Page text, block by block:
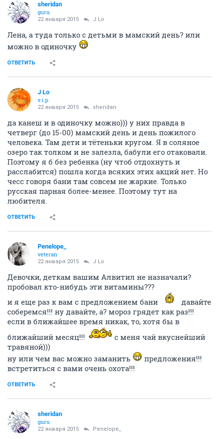
sheridan
guru
22 января 2015 J Lo
Лена, а туда только с детьми в мамский день? или
можно в одиночку
ОТВЕТИТЬ
J Lo
v.i.p.
22 января 2015 sheridan
да канеш и в одиночку можно))) у них правда в
четверг (до 15-00) мамский день и день пожилого
человека. Там дети и тётеньки кругом. Я в соляное
озеро так толком и не залезла, бабули его отаковали.
Поэтому я б без ребенка (ну чтоб отдохнуть и
расслабится) пошла когда всяких этих акций нет. Но
чесс говоря бани там совсем не жаркие. Только
русская парная более-менее. Поэтому тут на
любителя.
ОТВЕТИТЬ
Penelope_
veteran
22 января 2015 J Lo
Девочки, деткам вашим Алвитил не назначали?
пробовал кто-нибудь эти витамины???
и я еще раз к вам с предложением бани
давайте
соберемся!!! ну давайте, а? мороз грядет как раз!!!
если в ближайшее время никак, то, хотя бы в
ближайший месяц!!!
с меня чай вкуснейший
травяной)))
ну или чем вас можно заманить
предложения!!!
встретиться с вами очень охота!!!
ОТВЕТИТЬ
sheridan
guru
22 января 2015 Penelope_